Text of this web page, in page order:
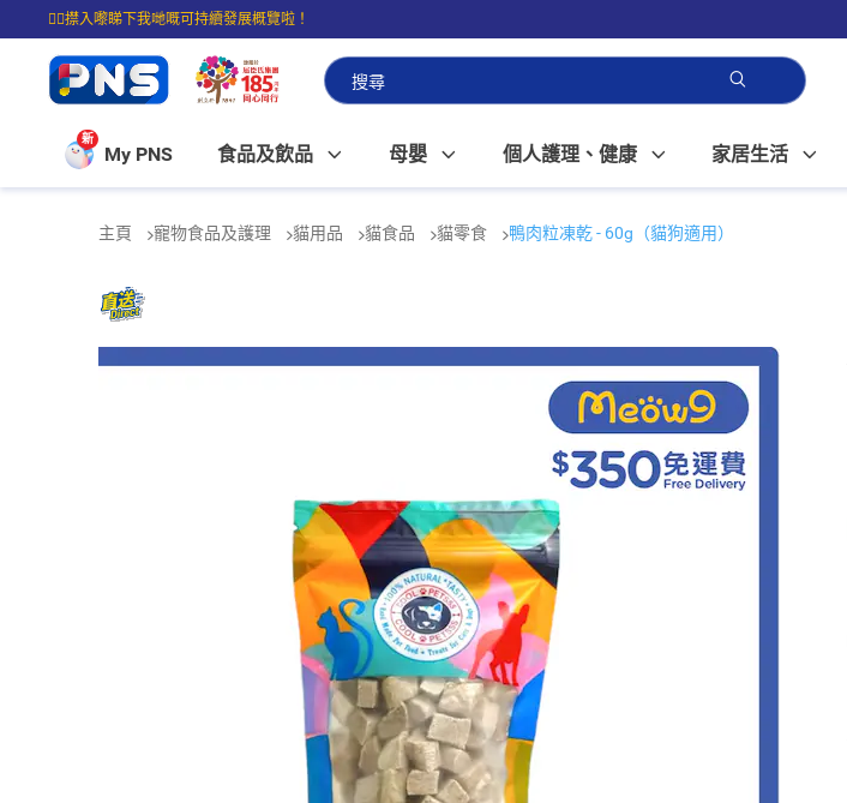
☝🏼㩒入嚟睇下我哋嘅可持續發展概覽啦！
⭐購物滿$399即享免費送貨；滿$100即可免費店取。
新
My PNS 食品及飲品 母嬰 個人護理、健康 家居生活
主頁 寵物食品及護理 貓用品 貓食品 貓零食 鴨肉粒凍乾 - 60g（貓狗適用）